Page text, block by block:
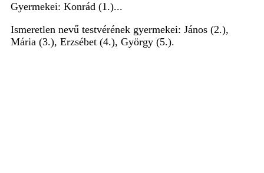
Gyermekei: Konrád (1.)...
Ismeretlen nevű testvérének gyermekei: János (2.),
Mária (3.), Erzsébet (4.), György (5.).